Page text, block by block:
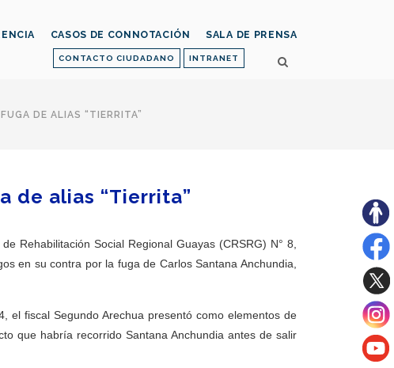
CONTACTO CIUDADANO INTRANET
CASOS DE CONNOTACIÓN SALA DE PRENSA
DE ALIAS “TIERRITA”
de alias “Tierrita”
Rehabilitación Social Regional Guayas (CRSRG) N° 8,
en su contra por la fuga de Carlos Santana Anchundia,
el fiscal Segundo Arechua presentó como elementos de
que habría recorrido Santana Anchundia antes de salir